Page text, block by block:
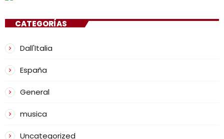
CATEGORÍAS
Dall'Italia
España
General
musica
Uncategorized